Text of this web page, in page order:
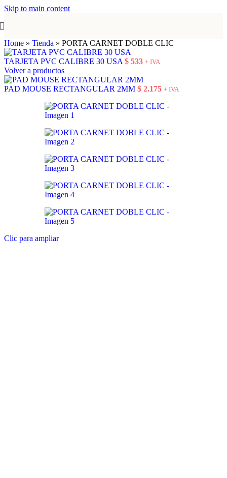
Skip to main content
Home » Tienda » PORTA CARNET DOBLE CLIC
TARJETA PVC CALIBRE 30 USA $ 533 + IVA
Volver a productos
PAD MOUSE RECTANGULAR 2MM $ 2.175 + IVA
Clic para ampliar